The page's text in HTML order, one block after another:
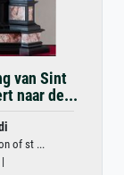
van Sint
naar de...
of st ...